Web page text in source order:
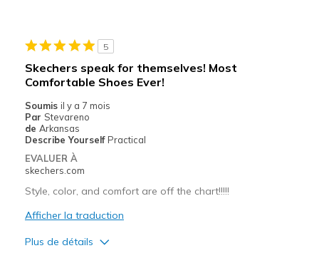
5
Skechers speak for themselves! Most
Comfortable Shoes Ever!
Soumis il y a 7 mois
Par Stevareno
de Arkansas
Describe Yourself Practical
EVALUER À
skechers.com
Style, color, and comfort are off the chart!!!!!
Afficher la traduction
Plus de détails